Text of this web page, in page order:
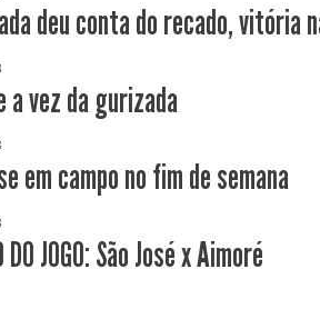
deu conta do recado, vitória
a vez da gurizada
em campo no fim de semana
DO JOGO: São José x Aimoré